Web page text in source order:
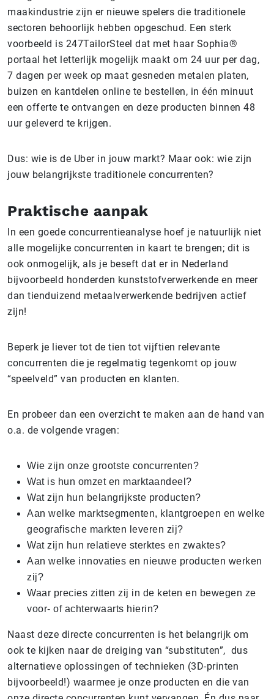
maakindustrie zijn er nieuwe spelers die traditionele
sectoren behoorlijk hebben opgeschud. Een sterk
voorbeeld is 247TailorSteel dat met haar Sophia®
portaal het letterlijk mogelijk maakt om 24 uur per dag,
7 dagen per week op maat gesneden metalen platen,
buizen en kantdelen online te bestellen, in één minuut
een offerte te ontvangen en deze producten binnen 48
uur geleverd te krijgen.
Dus: wie is de Uber in jouw markt? Maar ook: wie zijn
jouw belangrijkste traditionele concurrenten?
Praktische aanpak
In een goede concurrentieanalyse hoef je natuurlijk niet
alle mogelijke concurrenten in kaart te brengen; dit is
ook onmogelijk, als je beseft dat er in Nederland
bijvoorbeeld honderden kunststofverwerkende en meer
dan tienduizend metaalverwerkende bedrijven actief
zijn!
Beperk je liever tot de tien tot vijftien relevante
concurrenten die je regelmatig tegenkomt op jouw
“speelveld” van producten en klanten.
En probeer dan een overzicht te maken aan de hand van
o.a. de volgende vragen:
Wie zijn onze grootste concurrenten?
Wat is hun omzet en marktaandeel?
Wat zijn hun belangrijkste producten?
Aan welke marktsegmenten, klantgroepen en welke
geografische markten leveren zij?
Wat zijn hun relatieve sterktes en zwaktes?
Aan welke innovaties en nieuwe producten werken
zij?
Waar precies zitten zij in de keten en bewegen ze
voor- of achterwaarts hierin?
Naast deze directe concurrenten is het belangrijk om
ook te kijken naar de dreiging van “substituten”, dus
alternatieve oplossingen of technieken (3D-printen
bijvoorbeeld!) waarmee je onze producten en die van